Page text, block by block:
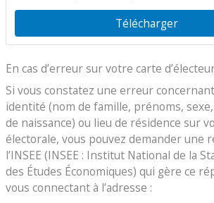
Télécharger
En cas d’erreur sur votre carte
Si vous constatez une erreur
identité (nom de famille, prénoms,
de naissance) ou lieu de résidence sur
électorale, vous pouvez demander une
l’INSEE (INSEE : Institut National de la
des Études Économiques) qui gère ce
vous connectant à l’adresse :